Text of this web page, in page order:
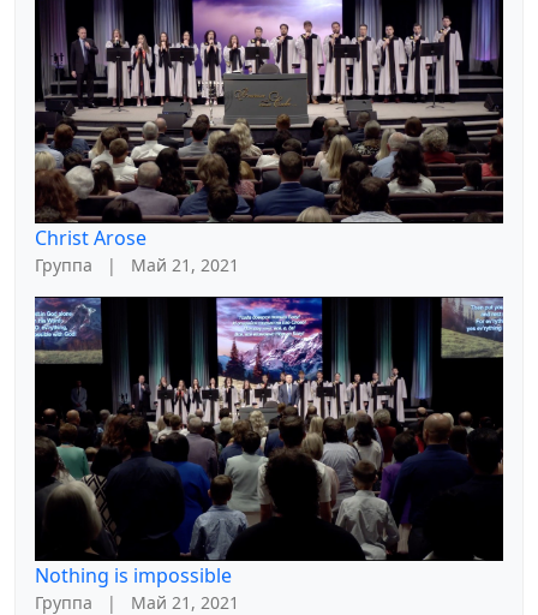
Christ Arose
Группа | Май 21, 2021
Nothing is impossible
Группа | Май 21, 2021